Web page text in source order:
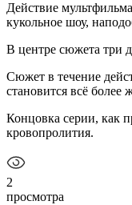
Действие
кукольное шоу,
В центре сюжета три
Сюжет в течение
становится всё
Концовка серии, как
кровопролития.
2
просмотра